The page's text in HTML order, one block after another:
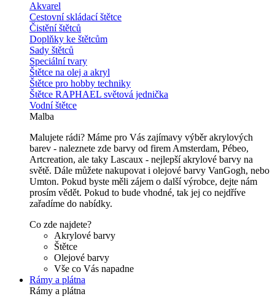
Akvarel
Cestovní skládací štětce
Čistění štětců
Doplňky ke štětcům
Sady štětců
Speciální tvary
Štětce na olej a akryl
Štětce pro hobby techniky
Štětce RAPHAEL světová jednička
Vodní štětce
Malba
Malujete rádi? Máme pro Vás zajímavy výběr akrylových
barev - naleznete zde barvy od firem Amsterdam, Pébeo,
Artcreation, ale taky Lascaux - nejlepší akrylové barvy na
světě. Dále můžete nakupovat i olejové barvy VanGogh, nebo
Umton. Pokud byste měli zájem o další výrobce, dejte nám
prosím vědět. Pokud to bude vhodné, tak jej co nejdříve
zařadíme do nabídky.
Co zde najdete?
Akrylové barvy
Štětce
Olejové barvy
Vše co Vás napadne
Rámy a plátna
Rámy a plátna